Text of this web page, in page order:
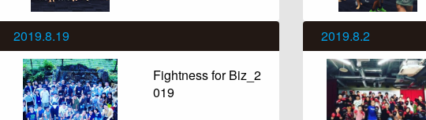
2019.8.19
Fightness for Biz_2
019
2019.8.2